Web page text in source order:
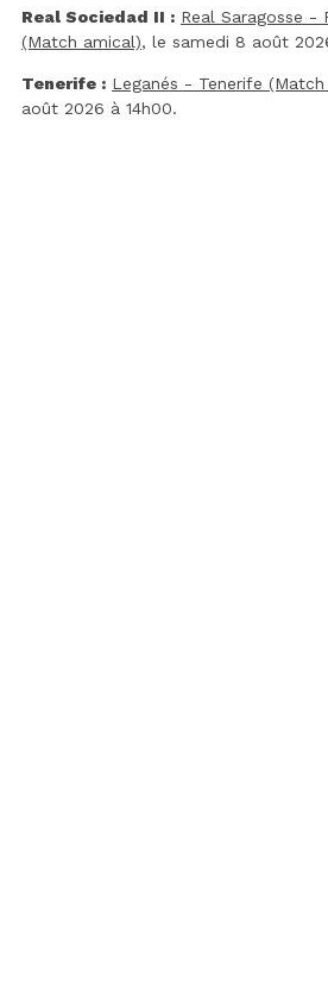
Real Sociedad II : Real Saragosse -
(Match amical), le samedi 8 août
Tenerife : Leganés - Tenerife
août 2026 à 14h00.